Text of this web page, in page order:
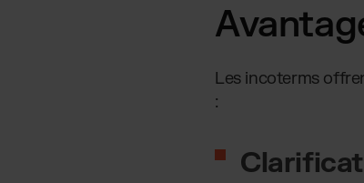
Les incoterms
:
C